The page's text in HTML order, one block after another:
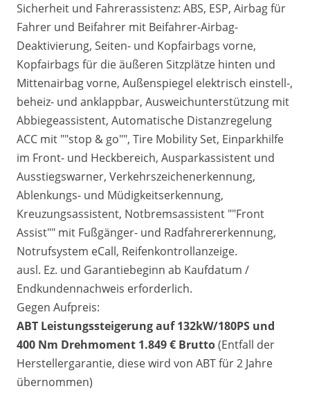
Sicherheit und Fahrerassistenz: ABS, ESP, Airbag für
Fahrer und Beifahrer mit Beifahrer-Airbag-
Deaktivierung, Seiten- und Kopfairbags vorne,
Kopfairbags für die äußeren Sitzplätze hinten und
Mittenairbag vorne, Außenspiegel elektrisch einstell-,
beheiz- und anklappbar, Ausweichunterstützung mit
Abbiegeassistent, Automatische Distanzregelung
ACC mit ""stop & go"", Tire Mobility Set, Einparkhilfe
im Front- und Heckbereich, Ausparkassistent und
Ausstiegswarner, Verkehrszeichenerkennung,
Ablenkungs- und Müdigkeitserkennung,
Kreuzungsassistent, Notbremsassistent ""Front
Assist"" mit Fußgänger- und Radfahrererkennung,
Notrufsystem eCall, Reifenkontrollanzeige.
ausl. Ez. und Garantiebeginn ab Kaufdatum /
Endkundennachweis erforderlich.
Gegen Aufpreis:
ABT Leistungssteigerung auf 132kW/180PS und
400 Nm Drehmoment 1.849 € Brutto(Entfall der
Herstellergarantie, diese wird von ABT für 2 Jahre
übernommen)